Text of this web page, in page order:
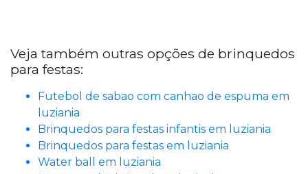
Veja também outras opções de brinquedos
para festas:
Futebol de sabao com canhao de espuma em
luziania
Brinquedos para festas infantis em luziania
Brinquedos para festas em luziania
Water ball em luziania